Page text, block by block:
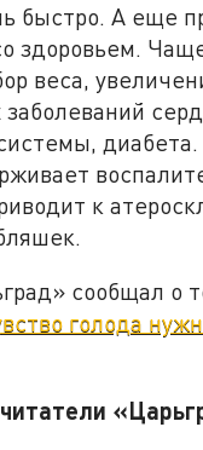
быстро. А еще
здоровьем.
веса,
заболеваний
к
сообщал о
голода